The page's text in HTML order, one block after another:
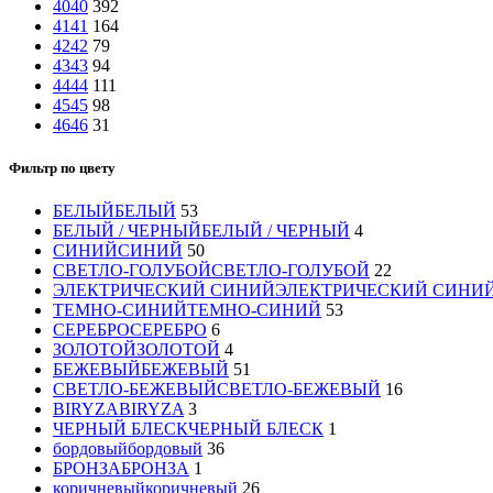
4040 392
4141 164
4242 79
4343 94
4444 111
4545 98
4646 31
Фильтр по цвету
БЕЛЫЙБЕЛЫЙ 53
БЕЛЫЙ / ЧЕРНЫЙБЕЛЫЙ / ЧЕРНЫЙ 4
СИНИЙСИНИЙ 50
СВЕТЛО-ГОЛУБОЙСВЕТЛО-ГОЛУБОЙ 22
ЭЛЕКТРИЧЕСКИЙ СИНИЙЭЛЕКТРИЧЕСКИЙ
ТЕМНО-СИНИЙТЕМНО-СИНИЙ 53
СЕРЕБРОСЕРЕБРО 6
ЗОЛОТОЙЗОЛОТОЙ 4
БЕЖЕВЫЙБЕЖЕВЫЙ 51
СВЕТЛО-БЕЖЕВЫЙСВЕТЛО-БЕЖЕВЫЙ 16
BIRYZABIRYZA 3
ЧЕРНЫЙ БЛЕСКЧЕРНЫЙ БЛЕСК 1
бордовыйбордовый 36
БРОНЗАБРОНЗА 1
коричневыйкоричневый 26